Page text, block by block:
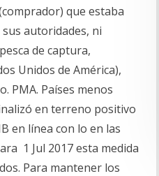
que estaba
autoridades, ni
de captura,
Unidos de América),
PMA. Países menos
en terreno positivo
en línea con lo en las
1 Jul 2017 esta medida
Para mantener los